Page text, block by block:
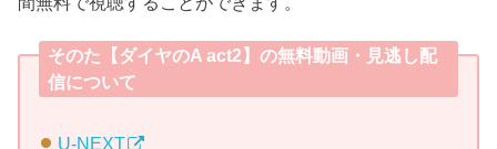
そのた【ダイヤのA act2】の無料動画・見逃し配
信について
U-NEXT